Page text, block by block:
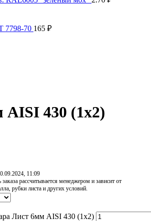
7798-70 165 ₽
430 (1х2)
11:09
рассчитывается менеджером и зависит от
рубки листа и других условий.
Лист 6мм AISI 430 (1х2)